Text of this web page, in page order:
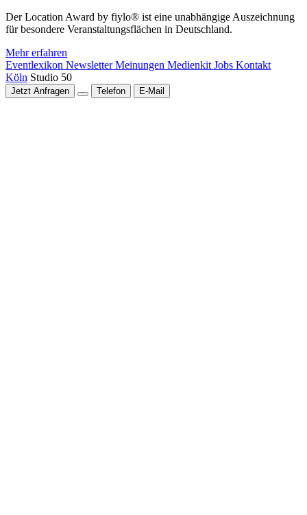
Der Location Award by fiylo® ist eine unabhängige Auszeichnung
für besondere Veranstaltungsflächen in Deutschland.
Mehr erfahren
Eventlexikon NewsletterMeinungen Medienkit Jobs Kontakt
Köln Studio 50
Jetzt Anfragen Telefon E-Mail